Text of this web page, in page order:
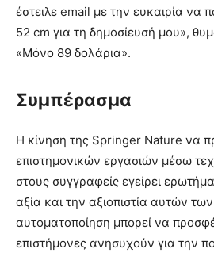
έστειλε email με την ευκαιρία να
52 cm για τη δημοσίευσή μου»,
«Μόνο 89 δολάρια».
Συμπέρασμα
Η κίνηση της Springer Nature να
επιστημονικών εργασιών μέσω
στους συγγραφείς εγείρει
αξία και την αξιοπιστία αυτών
αυτοματοποίηση μπορεί να
επιστήμονες ανησυχούν για την